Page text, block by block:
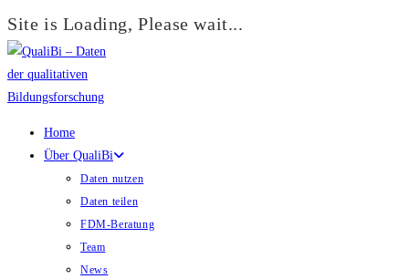
Site is Loading, Please wait...
Zum
Inhalt
springen
Home
Über QualiBi
Daten nutzen
Daten teilen
FDM-Beratung
Team
News